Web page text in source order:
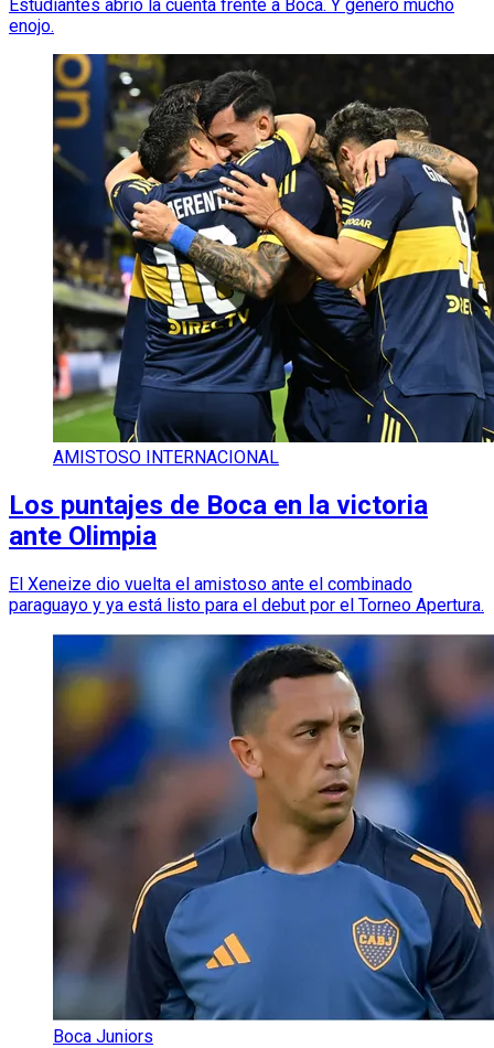
Estudiantes abrió la cuenta frente a Boca. Y generó mucho
enojo.
AMISTOSO INTERNACIONAL
Los puntajes de Boca en la victoria
ante Olimpia
El Xeneize dio vuelta el amistoso ante el combinado
paraguayo y ya está listo para el debut por el Torneo Apertura.
Boca Juniors